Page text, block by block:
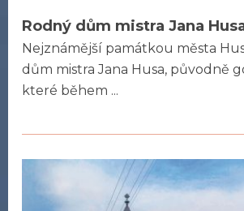
Rodný dům mistra Jana
Nejznámější památkou města
dům mistra Jana Husa, původně
které během ...